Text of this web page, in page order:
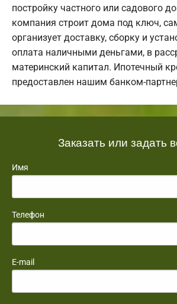
постройку частного или садового
компания строит дома под ключ,
организует доставку, сборку и
оплата наличными деньгами, в
материнский капитал. Ипотечный
предоставлен нашим банком-
Заказать или задать
Имя
Телефон
E-mail